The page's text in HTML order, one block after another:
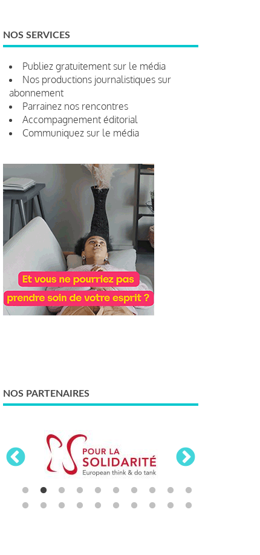
NOS SERVICES
Publiez gratuitement sur le média
Nos productions journalistiques sur
abonnement
Parrainez nos rencontres
Accompagnement éditorial
Communiquez sur le média
NOS PARTENAIRES